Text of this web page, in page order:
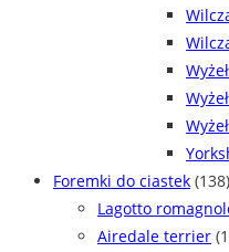
Foremki do ciastek (138)
Lagotto
Airedale terrier